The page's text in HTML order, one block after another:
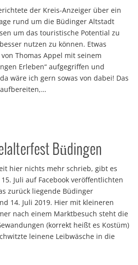
der Kreis-Anzeiger über ein
rund um die Büdinger Altstadt
um das touristische Potential zu
nutzen zu können. Etwas
Thomas Appel mit seinem
Erleben“ aufgegriffen und
wäre ich gern sowas von dabei! Das
Büdingen
hier nichts mehr schrieb, gibt es
Juli auf Facebook veröffentlichten
zurück liegende Büdinger
14. Juli 2019. Hier mit kleineren
nach einem Marktbesuch steht die
(korrekt heißt es Kostüm)
leinene Leibwäsche in die